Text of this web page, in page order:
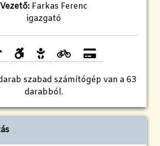
Vezető: Farkas Ferenc
igazgató
szabad számítógép van a 63
darabból.